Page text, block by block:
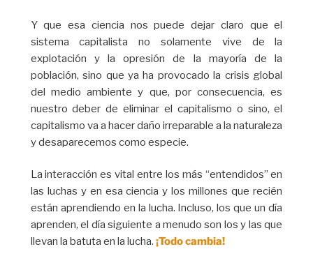
Y que esa ciencia nos puede dejar claro que el
sistema capitalista no solamente vive de la
explotación y la opresión de la mayoría de la
población, sino que ya ha provocado la crisis global
del medio ambiente y que, por consecuencia, es
nuestro deber de eliminar el capitalismo o sino, el
capitalismo va a hacer daño irreparable a la naturaleza
y desaparecemos como especie.
La interacción es vital entre los más “entendidos” en
las luchas y en esa ciencia y los millones que recién
están aprendiendo en la lucha. Incluso, los que un día
aprenden, el día siguiente a menudo son los y las que
llevan la batuta en la lucha. ¡Todo cambia!